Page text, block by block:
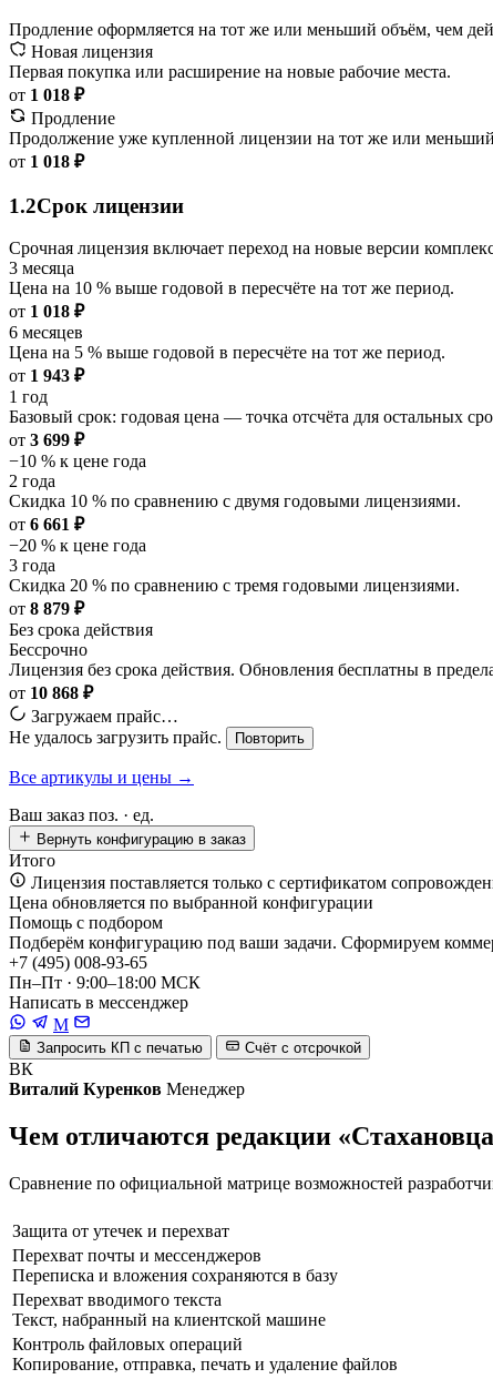
Продление оформляется на тот же или меньший объём, чем
Новая лицензия
Первая покупка или расширение на новые рабочие места.
от 1 018 ₽
Продление
Продолжение уже купленной лицензии на тот же или
от 1 018 ₽
1.2Срок лицензии
Срочная лицензия включает переход на новые версии
3 месяца
Цена на 10 % выше годовой в пересчёте на тот же период.
от 1 018 ₽
6 месяцев
Цена на 5 % выше годовой в пересчёте на тот же период.
от 1 943 ₽
1 год
Базовый срок: годовая цена — точка отсчёта для остальных
от 3 699 ₽
−10 % к цене года
2 года
Скидка 10 % по сравнению с двумя годовыми лицензиями.
от 6 661 ₽
−20 % к цене года
3 года
Скидка 20 % по сравнению с тремя годовыми лицензиями.
от 8 879 ₽
Без срока действия
Бессрочно
Лицензия без срока действия. Обновления бесплатны в
от 10 868 ₽
Загружаем прайс…
Не удалось загрузить прайс.
Повторить
Все артикулы и цены →
Ваш заказ поз. · ед.
Вернуть конфигурацию в заказ
Итого
Лицензия поставляется только с сертификатом
Цена обновляется по выбранной конфигурации
Помощь с подбором
Подберём конфигурацию под ваши задачи. Сформируем
+7 (495) 008-93-65
Пн–Пт · 9:00–18:00 МСК
Написать в мессенджер
M
Запросить КП с печатью Счёт с отсрочкой
ВК
Виталий Куренков Менеджер
Чем отличаются редакции
Сравнение по официальной матрице возможностей
Защита от утечек и перехват
Перехват почты и мессенджеров
Переписка и вложения сохраняются в базу
Перехват вводимого текста
Текст, набранный на клиентской машине
Контроль файловых операций
Копирование, отправка, печать и удаление файлов